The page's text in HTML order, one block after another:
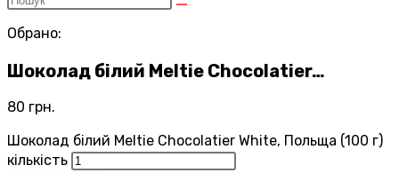
Обрано:
Шоколад білий Meltie Chocolatier…
80 грн.
Шоколад білий Meltie Chocolatier White, Польща (100 г)
кількість